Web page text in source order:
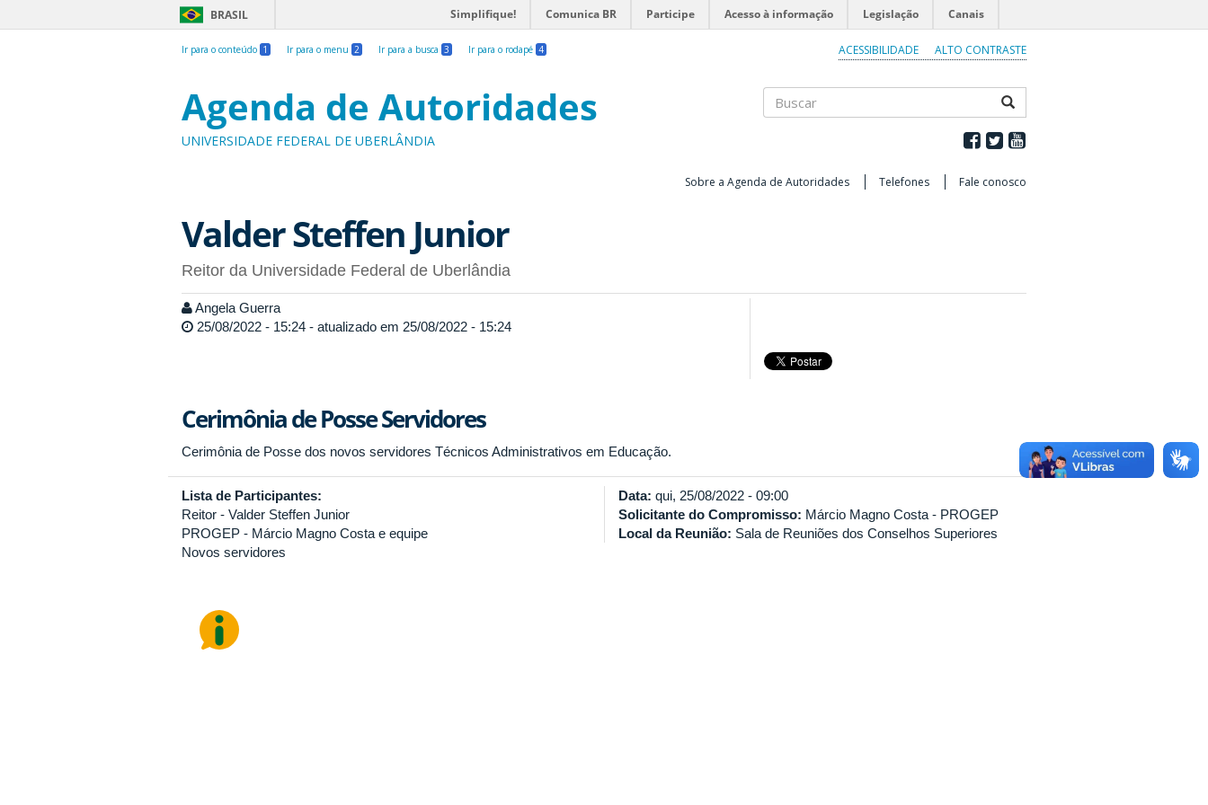
BRASIL Simplifique! Comunica BR Participe Acesso à informação Legislação Canais
Ir para o conteúdo 1 Ir para o menu 2 Ir para a busca 3 Ir para o rodapé 4 ACESSIBILIDADE ALTO CONTRASTE
Agenda de Autoridades
UNIVERSIDADE FEDERAL DE UBERLÂNDIA
Sobre a Agenda de Autoridades Telefones Fale conosco
Valder Steffen Junior
Reitor da Universidade Federal de Uberlândia
Angela Guerra
25/08/2022 - 15:24 - atualizado em 25/08/2022 - 15:24
Cerimônia de Posse Servidores
Cerimônia de Posse dos novos servidores Técnicos Administrativos em Educação.
Lista de Participantes:
Reitor - Valder Steffen Junior
PROGEP - Márcio Magno Costa e equipe
Novos servidores
Data: qui, 25/08/2022 - 09:00
Solicitante do Compromisso: Márcio Magno Costa - PROGEP
Local da Reunião: Sala de Reuniões dos Conselhos Superiores